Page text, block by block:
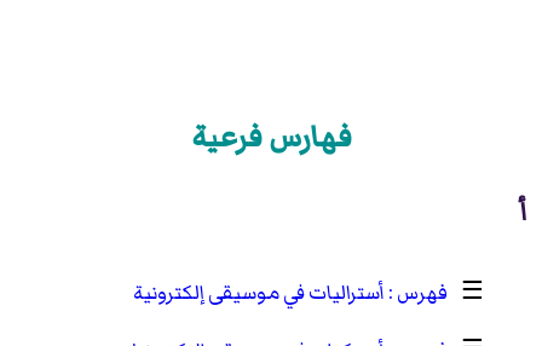
فهارس فرعية
أ
☰
أستراليات في موسيقى إلكترونية